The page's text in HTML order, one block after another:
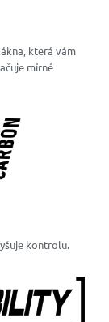
která vám
mírné
kontrolu.